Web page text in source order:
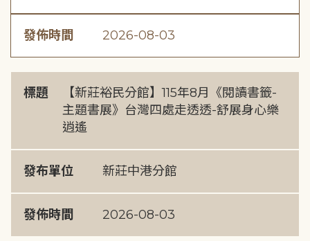
發佈時間 2026-08-03
標題
【新莊裕民分館】115年8月《閱讀書籤-
主題書展》台灣四處走透透-舒展身心樂
逍遙
發布單位 新莊中港分館
發佈時間 2026-08-03